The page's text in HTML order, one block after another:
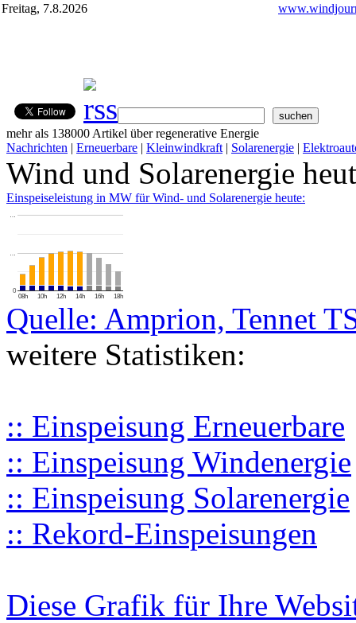
Freitag, 7.8.2026
mehr als 138000 Artikel über regenerative Energie
Nachrichten | Erneuerbare | Kleinwindkraft | Solarenergie |
Wind und Solarenergie
Einspeiseleistung in MW für Wind- und Solarenergie heute:
08h 10h 12h 14h 16h 18h
0
…
…
Quelle: Amprion, Tennet
weitere Statistiken:
:: Einspeisung Erneuerbare
:: Einspeisung Windenergie
:: Einspeisung Solarenergie
:: Rekord-Einspeisungen
Diese Grafik für Ihre